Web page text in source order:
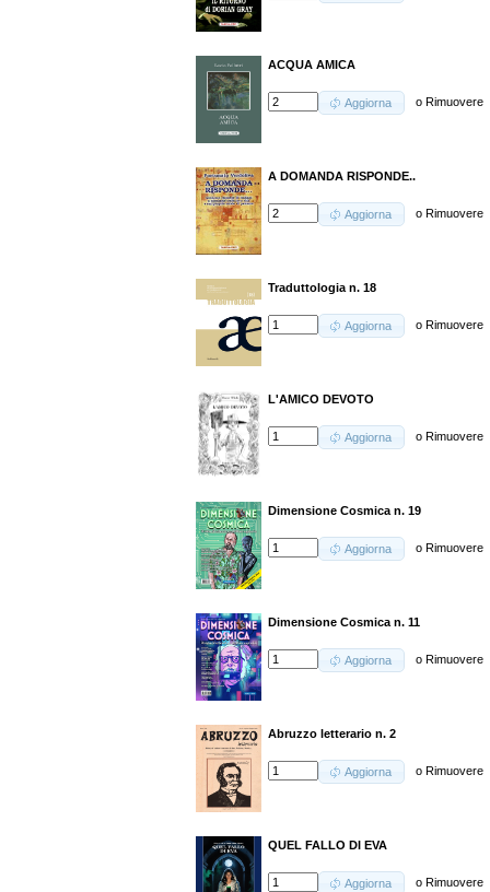
ACQUA AMICA
Aggiorna oRimuovere
A DOMANDA RISPONDE..
Aggiorna oRimuovere
Traduttologia n. 18
Aggiorna oRimuovere
L'AMICO DEVOTO
Aggiorna oRimuovere
Dimensione Cosmica n. 19
Aggiorna oRimuovere
Dimensione Cosmica n. 11
Aggiorna oRimuovere
Abruzzo letterario n. 2
Aggiorna oRimuovere
QUEL FALLO DI EVA
Aggiorna oRimuovere